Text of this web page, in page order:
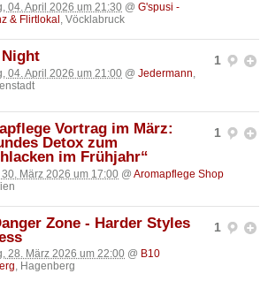
04. April 2026 um 21:30 @ G'spusi -
& Flirtlokal , Vöcklabruck
1
Night
04. April 2026 um 21:00 @ Jedermann
1
Vortrag im März:
Detox zum
im Frühjahr“
30. März 2026 um 17:00 @ Aromapflege Shop
1
Zone - Harder Styles
28. März 2026 um 22:00 @ B10
, Hagenberg